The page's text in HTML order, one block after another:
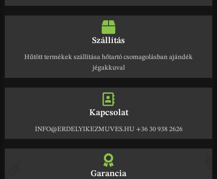
Szállítás
Hűtött termékek szállítása hőtartó csomagolásban ajándék
jégakkuval
Kapcsolat
INFO@ERDELYIKEZMUVES.HU +36 30 938 2626
Garancia